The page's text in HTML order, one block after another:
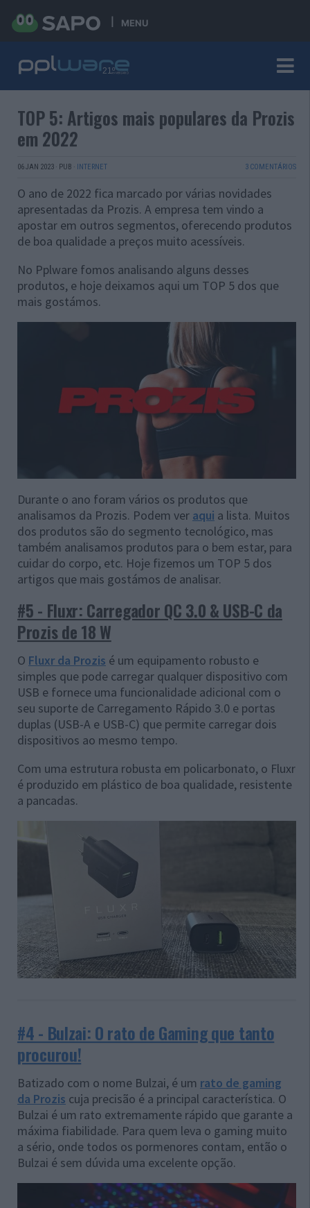
MENU
TOP 5: Artigos mais populares da Prozis
em 2022
06 JAN 2023 · PUB · INTERNET 3 COMENTÁRIOS
O ano de 2022 fica marcado por várias novidades
apresentadas da Prozis. A empresa tem vindo a
apostar em outros segmentos, oferecendo produtos
de boa qualidade a preços muito acessíveis.
No Pplware fomos analisando alguns desses
produtos, e hoje deixamos aqui um TOP 5 dos que
mais gostámos.
Durante o ano foram vários os produtos que
analisamos da Prozis. Podem ver aqui a lista. Muitos
dos produtos são do segmento tecnológico, mas
também analisamos produtos para o bem estar, para
cuidar do corpo, etc. Hoje fizemos um TOP 5 dos
artigos que mais gostámos de analisar.
#5 - Fluxr: Carregador QC 3.0 & USB-C da
Prozis de 18 W
O Fluxr da Prozis é um equipamento robusto e
simples que pode carregar qualquer dispositivo com
USB e fornece uma funcionalidade adicional com o
seu suporte de Carregamento Rápido 3.0 e portas
duplas (USB-A e USB-C) que permite carregar dois
dispositivos ao mesmo tempo.
Com uma estrutura robusta em policarbonato, o Fluxr
é produzido em plástico de boa qualidade, resistente
a pancadas.
#4 - Bulzai: O rato de Gaming que tanto
procurou!
Batizado com o nome Bulzai, é um rato de gaming
da Prozis cuja precisão é a principal característica. O
Bulzai é um rato extremamente rápido que garante a
máxima fiabilidade. Para quem leva o gaming muito
a sério, onde todos os pormenores contam, então o
Bulzai é sem dúvida uma excelente opção.